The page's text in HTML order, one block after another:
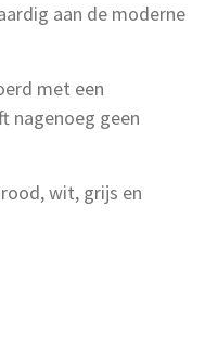
aan de moderne
met een
nagenoeg geen
wit, grijs en